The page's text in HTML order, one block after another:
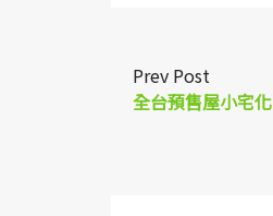
Prev Post
全台預售屋小宅